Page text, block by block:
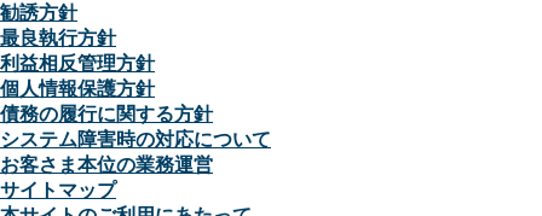
勧誘方針
最良執行方針
利益相反管理方針
個人情報保護方針
債務の履行に関する方針
システム障害時の対応について
お客さま本位の業務運営
サイトマップ